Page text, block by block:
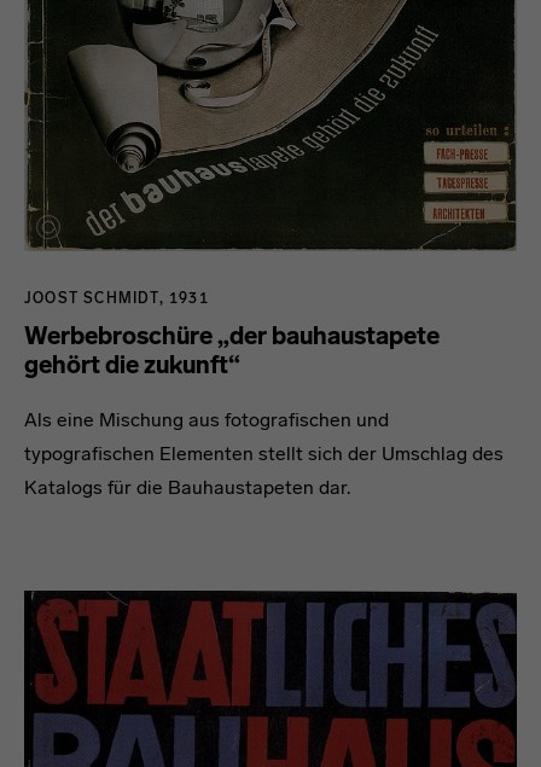
JOOST SCHMIDT, 1931
Werbebroschüre „der bauhaustapete
gehört die zukunft“
Als eine Mischung aus fotografischen und
typografischen Elementen stellt sich der Umschlag des
Katalogs für die Bauhaustapeten dar.